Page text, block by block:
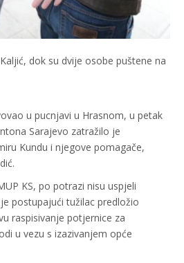
dok su dvije osobe puštene na
u pucnjavi u Hrasnom, u petak
Sarajevo zatražilo je
Kundu i njegove pomagače,
KS, po potrazi nisu uspjeli
postupajući tužilac predložio
raspisivanje potjernice za
u vezu s izazivanjem opće